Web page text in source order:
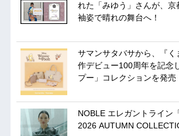
れた「みゆう」さんが、京
袖姿で晴れの舞台へ！
サマンサタバサから、『く
作デビュー100周年を記念
プー」コレクションを発売
NOBLE エレガントライン
2026 AUTUMN